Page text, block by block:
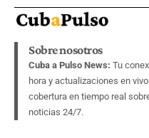
Sobre nosotros
Cuba a Pulso News: Tu
hora y actualizaciones en
cobertura en tiempo real
noticias 24/7.